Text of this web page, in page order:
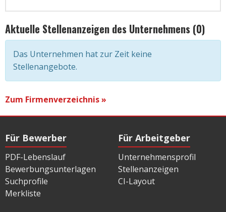
Aktuelle Stellenanzeigen des Unternehmens (0)
Das Unternehmen hat zur Zeit keine
Stellenangebote.
Zum Firmenverzeichnis »
Für Bewerber
PDF-Lebenslauf
Bewerbungsunterlagen
Suchprofile
Merkliste
Für Arbeitgeber
Unternehmensprofil
Stellenanzeigen
CI-Layout